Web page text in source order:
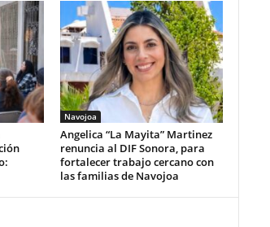
Navojoa
Angelica “La Mayita” Martinez
renuncia al DIF Sonora, para
fortalecer trabajo cercano con
las familias de Navojoa